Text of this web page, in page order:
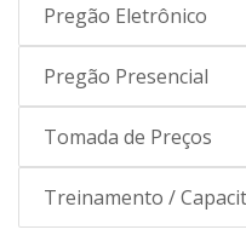
Pregão Eletrônico
Pregão Presencial
Tomada de Preços
Treinamento /